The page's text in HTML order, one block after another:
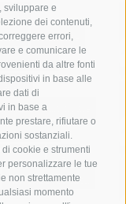
sviluppare e
dei contenuti,
errori,
e comunicare le
da altre fonti
in base alle
dati di
in base a
prestare, rifiutare o
sostanziali.
cookie e strumenti
personalizzare le tue
non strettamente
momento
incidente
lubrense
polizia municipale
treni
vincenzo de luca